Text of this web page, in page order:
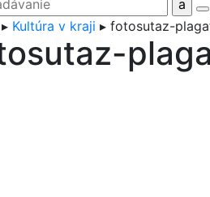
▸ Kultúra v kraji ▸ fotosutaz-